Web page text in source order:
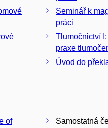
Seminář k
práci
Tlumočnictví
praxe
Úvod do
of
Samostatná